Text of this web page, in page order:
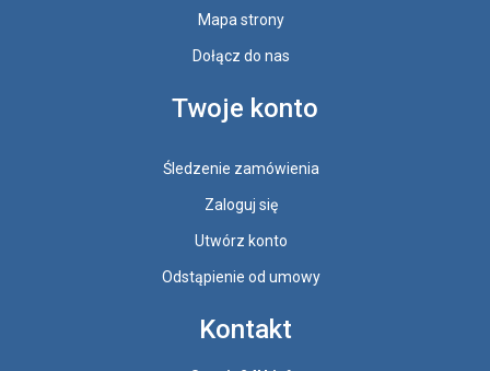
Mapa strony
Dołącz do nas
Twoje konto
Śledzenie zamówienia
Zaloguj się
Utwórz konto
Odstąpienie od umowy
Kontakt